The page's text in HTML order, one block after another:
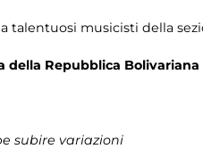
talentuosi musicisti della
della Repubblica
subire variazioni